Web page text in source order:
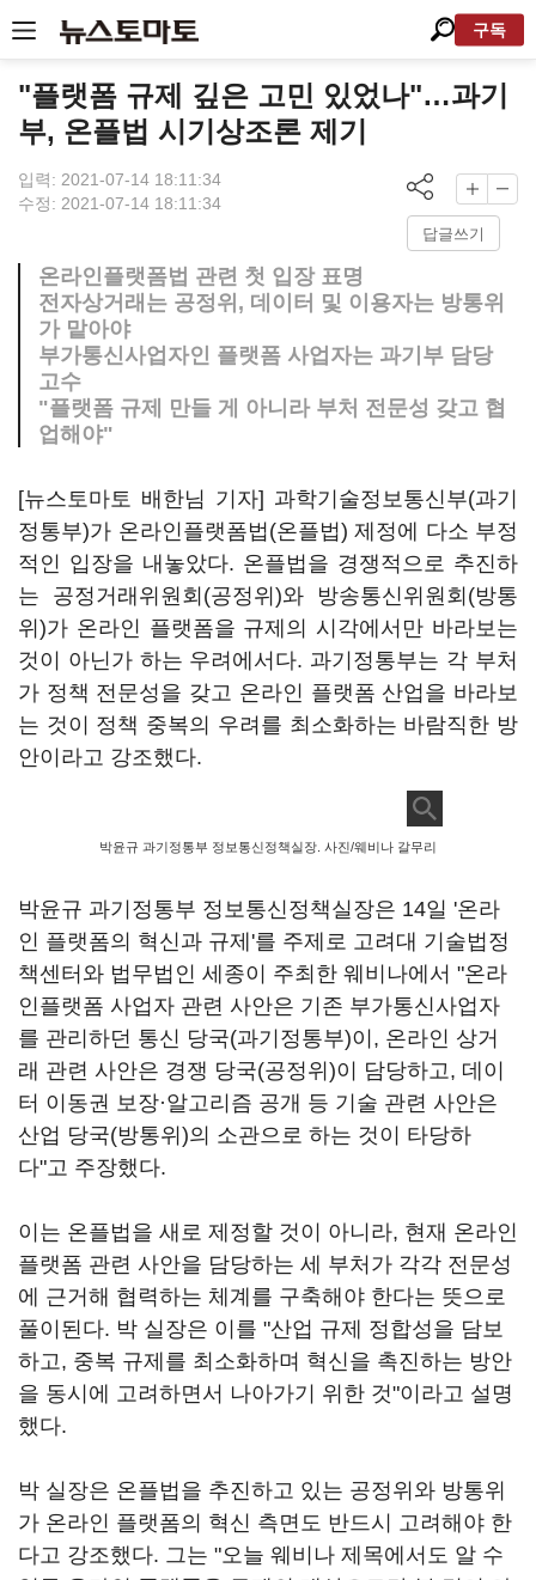
구독
"플랫폼 규제 깊은 고민 있었나"…과기
부, 온플법 시기상조론 제기
입력: 2021-07-14 18:11:34
수정: 2021-07-14 18:11:34
답글쓰기
온라인플랫폼법 관련 첫 입장 표명
전자상거래는 공정위, 데이터 및 이용자는 방통위
가 맡아야
부가통신사업자인 플랫폼 사업자는 과기부 담당
고수
"플랫폼 규제 만들 게 아니라 부처 전문성 갖고 협
업해야"
[뉴스토마토 배한님 기자] 과학기술정보통신부(과기
정통부)가 온라인플랫폼법(온플법) 제정에 다소 부정
적인 입장을 내놓았다. 온플법을 경쟁적으로 추진하
는 공정거래위원회(공정위)와 방송통신위원회(방통
위)가 온라인 플랫폼을 규제의 시각에서만 바라보는
것이 아닌가 하는 우려에서다. 과기정통부는 각 부처
가 정책 전문성을 갖고 온라인 플랫폼 산업을 바라보
는 것이 정책 중복의 우려를 최소화하는 바람직한 방
안이라고 강조했다.
박윤규 과기정통부 정보통신정책실장. 사진/웨비나 갈무리
박윤규 과기정통부 정보통신정책실장은 14일 '온라
인 플랫폼의 혁신과 규제'를 주제로 고려대 기술법정
책센터와 법무법인 세종이 주최한 웨비나에서 "온라
인플랫폼 사업자 관련 사안은 기존 부가통신사업자
를 관리하던 통신 당국(과기정통부)이, 온라인 상거
래 관련 사안은 경쟁 당국(공정위)이 담당하고, 데이
터 이동권 보장·알고리즘 공개 등 기술 관련 사안은
산업 당국(방통위)의 소관으로 하는 것이 타당하
다"고 주장했다.
이는 온플법을 새로 제정할 것이 아니라, 현재 온라인
플랫폼 관련 사안을 담당하는 세 부처가 각각 전문성
에 근거해 협력하는 체계를 구축해야 한다는 뜻으로
풀이된다. 박 실장은 이를 "산업 규제 정합성을 담보
하고, 중복 규제를 최소화하며 혁신을 촉진하는 방안
을 동시에 고려하면서 나아가기 위한 것"이라고 설명
했다.
박 실장은 온플법을 추진하고 있는 공정위와 방통위
가 온라인 플랫폼의 혁신 측면도 반드시 고려해야 한
다고 강조했다. 그는 "오늘 웨비나 제목에서도 알 수